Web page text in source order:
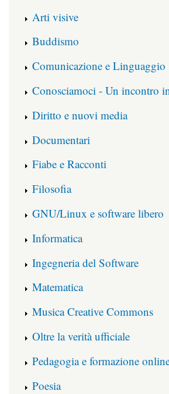
Arti visive
Buddismo
Comunicazione e Linguaggio
Conosciamoci - Un incontro
Diritto e nuovi media
Documentari
Fiabe e Racconti
Filosofia
GNU/Linux e software libero
Informatica
Ingegneria del Software
Matematica
Musica Creative Commons
Oltre la verità ufficiale
Pedagogia e formazione
Poesia